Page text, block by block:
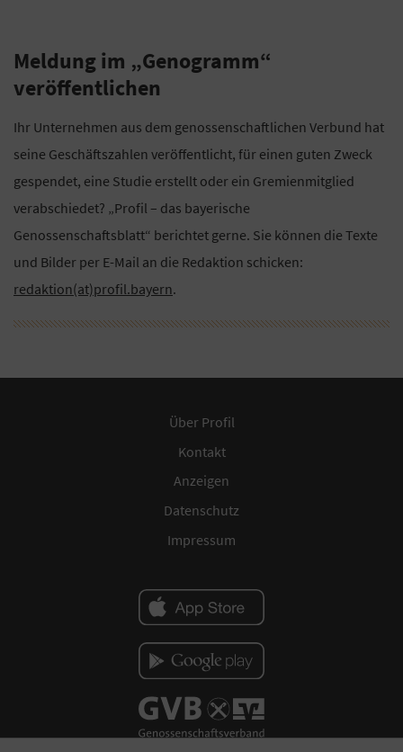
Meldung im „Genogramm“
veröffentlichen
Ihr Unternehmen aus dem genossenschaftlichen Verbund hat
seine Geschäftszahlen veröffentlicht, für einen guten Zweck
gespendet, eine Studie erstellt oder ein Gremienmitglied
verabschiedet? „Profil – das bayerische
Genossenschaftsblatt“ berichtet gerne. Sie können die Texte
und Bilder per E-Mail an die Redaktion schicken:
redaktion(at)profil.bayern.
Über Profil
Kontakt
Anzeigen
Datenschutz
Impressum